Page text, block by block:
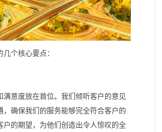
个核心要点：
满意度放在首位。我们倾听客户的意见
，确保我们的服务能够完全符合客户的
户的期望，为他们创造出令人惊叹的全